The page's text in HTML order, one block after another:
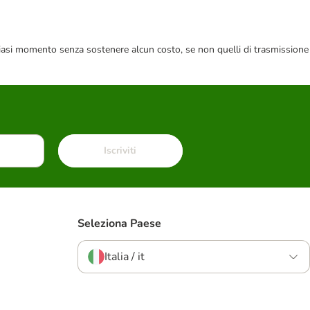
momento senza sostenere alcun costo, se non quelli di trasmissione
Iscriviti
Seleziona Paese
Italia / it